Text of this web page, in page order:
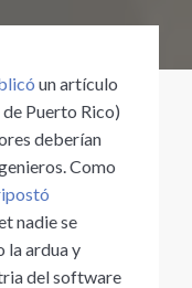
un artículo
de Puerto Rico)
deberían
Como
nadie se
la ardua y
del software